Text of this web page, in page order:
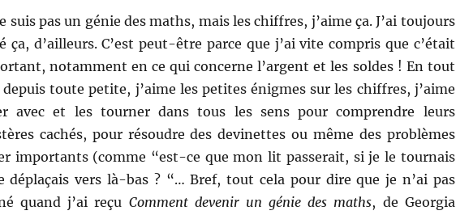
suis pas un génie des maths, mais les chiffres, j’aime ça. J’ai toujours
ça, d’ailleurs. C’est peut-être parce que j’ai vite compris que c’était
notamment en ce qui concerne l’argent et les soldes ! En tout
depuis toute petite, j’aime les petites énigmes sur les chiffres, j’aime
avec et les tourner dans tous les sens pour comprendre leurs
cachés, pour résoudre des devinettes ou même des problèmes
importants (comme “est-ce que mon lit passerait, si je le tournais
déplaçais vers là-bas ? “… Bref, tout cela pour dire que je n’ai pas
quand j’ai reçu Comment devenir un génie des maths, de Georgia